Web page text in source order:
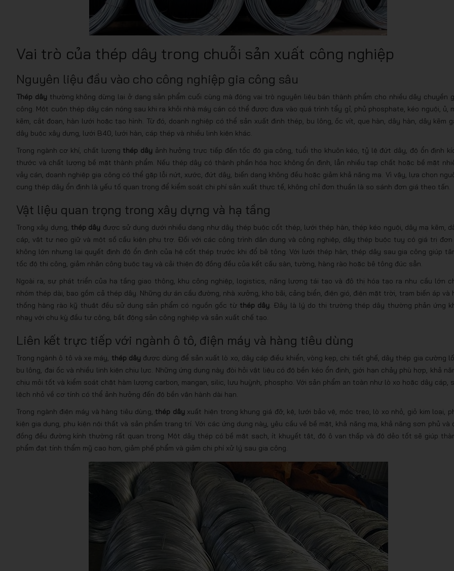
Vai trò của thép dây trong chuỗi sản xuất công nghiệp
Nguyên liệu đầu vào cho công nghiệp gia công sâu
Thép dây thường không dừng lại ở dạng sản phẩm cuối cùng mà đóng vai trò nguyên liệu bán thành phẩm cho nhiều dây chuyền
công. Một cuộn thép dây cán nóng sau khi ra khỏi nhà máy cán có thể được đưa vào quá trình tẩy gỉ, phủ phosphate, kéo nguội, ủ,
kẽm, cắt đoạn, hàn lưới hoặc tạo hình. Từ đó, doanh nghiệp có thể sản xuất đinh thép, bu lông, ốc vít, que hàn, dây hàn, dây kẽm
dây buộc xây dựng, lưới B40, lưới hàn, cáp thép và nhiều linh kiện khác.
Trong ngành cơ khí, chất lượng thép dây ảnh hưởng trực tiếp đến tốc độ gia công, tuổi thọ khuôn kéo, tỷ lệ đứt dây, độ ổn định
thước và chất lượng bề mặt thành phẩm. Nếu thép dây có thành phần hóa học không ổn định, lẫn nhiều tạp chất hoặc bề mặt
vảy cán, doanh nghiệp gia công có thể gặp lỗi nứt, xước, đứt dây, biến dạng không đều hoặc giảm khả năng mạ. Vì vậy, lựa chọn
cung thép dây ổn định là yếu tố quan trọng để kiểm soát chi phí sản xuất thực tế, không chỉ đơn thuần là so sánh đơn giá theo tấn.
Vật liệu quan trọng trong xây dựng và hạ tầng
Trong xây dựng, thép dây được sử dụng dưới nhiều dạng như dây thép buộc cốt thép, lưới thép hàn, thép kéo nguội, dây mạ kẽm,
cáp, vật tư neo giữ và một số cấu kiện phụ trợ. Đối với các công trình dân dụng và công nghiệp, dây thép buộc tuy có giá trị đơn
không lớn nhưng lại quyết định độ ổn định của hệ cốt thép trước khi đổ bê tông. Với lưới thép hàn, thép dây sau gia công giúp
tốc độ thi công, giảm nhân công buộc tay và cải thiện độ đồng đều của kết cấu sàn, tường, hàng rào hoặc bê tông đúc sẵn.
Ngoài ra, sự phát triển của hạ tầng giao thông, khu công nghiệp, logistics, năng lượng tái tạo và đô thị hóa tạo ra nhu cầu lớn
nhóm thép dài, bao gồm cả thép dây. Những dự án cầu đường, nhà xưởng, kho bãi, cảng biển, điện gió, điện mặt trời, trạm biến áp và
thống hàng rào kỹ thuật đều sử dụng sản phẩm có nguồn gốc từ thép dây. Đây là lý do thị trường thép dây thường phản ứng
nhạy với chu kỳ đầu tư công, bất động sản công nghiệp và sản xuất chế tạo.
Liên kết trực tiếp với ngành ô tô, điện máy và hàng tiêu dùng
Trong ngành ô tô và xe máy, thép dây được dùng để sản xuất lò xo, dây cáp điều khiển, vòng kẹp, chi tiết ghế, dây thép gia cường
bu lông, đai ốc và nhiều linh kiện chịu lực. Những ứng dụng này đòi hỏi vật liệu có độ bền kéo ổn định, giới hạn chảy phù hợp, khả
chịu mỏi tốt và kiểm soát chặt hàm lượng carbon, mangan, silic, lưu huỳnh, phospho. Với sản phẩm an toàn như lò xo hoặc dây cáp,
lệch nhỏ về cơ tính có thể ảnh hưởng đến độ bền vận hành dài hạn.
Trong ngành điện máy và hàng tiêu dùng, thép dây xuất hiện trong khung giá đỡ, kệ, lưới bảo vệ, móc treo, lò xo nhỏ, giỏ kim loại,
kiện gia dụng, phụ kiện nội thất và sản phẩm trang trí. Với các ứng dụng này, yêu cầu về bề mặt, khả năng mạ, khả năng sơn phủ và
đồng đều đường kính thường rất quan trọng. Một dây thép có bề mặt sạch, ít khuyết tật, độ ô van thấp và độ dẻo tốt sẽ giúp
phẩm đạt tính thẩm mỹ cao hơn, giảm phế phẩm và giảm chi phí xử lý sau gia công.